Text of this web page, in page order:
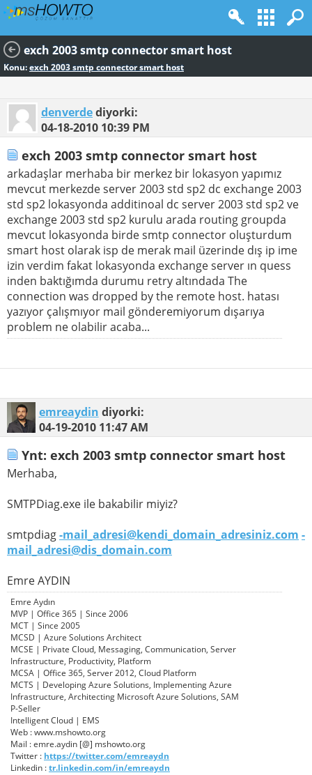
exch 2003 smtp connector smart host
Konu:exch 2003 smtp connector smart host
denverdediyorki:
04-18-2010 10:39 PM
exch 2003 smtp connector smart host
arkadaşlar merhaba bir merkez bir lokasyon yapımız
mevcut merkezde server 2003 std sp2 dc exchange 2003
std sp2 lokasyonda additinoal dc server 2003 std sp2 ve
exchange 2003 std sp2 kurulu arada routing groupda
mevcut lokasyonda birde smtp connector oluşturdum
smart host olarak isp de merak mail üzerinde dış ip ime
izin verdim fakat lokasyonda exchange server ın quess
inden baktığımda durumu retry altındada The
connection was dropped by the remote host. hatası
yazıyor çalışmıyor mail gönderemiyorum dışarıya
problem ne olabilir acaba...
emreaydin diyorki:
04-19-2010 11:47 AM
Ynt: exch 2003 smtp connector smart host
Merhaba,
SMTPDiag.exe ile bakabilir miyiz?
smtpdiag-mail_adresi@kendi_domain_adresiniz.com -
mail_adresi@dis_domain.com
Emre AYDIN
Emre Aydın
MVP | Office 365 | Since 2006
MCT | Since 2005
MCSD | Azure Solutions Architect
MCSE | Private Cloud, Messaging, Communication, Server
Infrastructure, Productivity, Platform
MCSA | Office 365, Server 2012, Cloud Platform
MCTS | Developing Azure Solutions, Implementing Azure
Infrastructure, Architecting Microsoft Azure Solutions, SAM
P-Seller
Intelligent Cloud | EMS
Web : www.mshowto.org
Mail : emre.aydin [@] mshowto.org
Twitter : https://twitter.com/emreaydn
Linkedin :tr.linkedin.com/in/emreaydn